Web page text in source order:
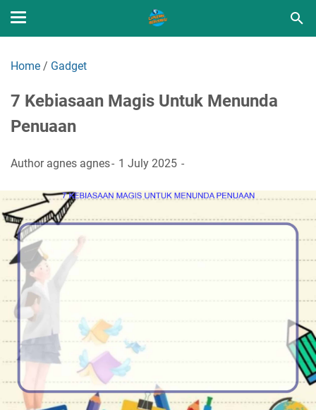
Home / Gadget
7 Kebiasaan Magis Untuk Menunda
Penuaan
Author agnes agnes 1 July 2025